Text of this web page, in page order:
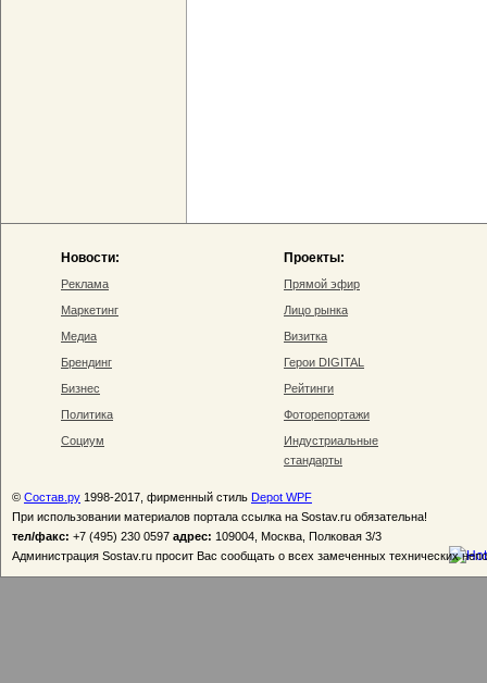
Новости:
Реклама
Маркетинг
Медиа
Брендинг
Бизнес
Политика
Социум
Проекты:
Прямой эфир
Лицо рынка
Визитка
Герои DIGITAL
Рейтинги
Фоторепортажи
Индустриальные
стандарты
© Состав.ру 1998-2017, фирменный стиль Depot WPF
При использовании материалов портала ссылка на Sostav.ru обязательна!
тел/факс: +7 (495) 230 0597 адрес: 109004, Москва, Полковая 3/3
Администрация Sostav.ru просит Вас сообщать о всех замеченных технических